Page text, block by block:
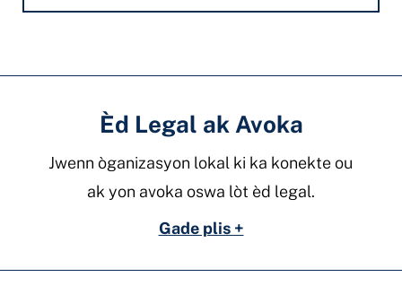
Èd Legal ak Avoka
Jwenn òganizasyon lokal ki ka konekte ou
ak yon avoka oswa lòt èd legal.
Gade plis +